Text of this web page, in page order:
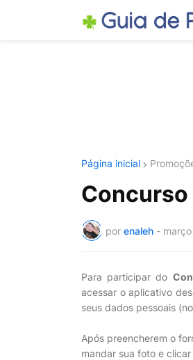
Página inicial
Concurso
por enaleh -
Para participar do
acessar o aplicativo
seus dados pessoais
Após preencherem o
mandar sua foto e clicar